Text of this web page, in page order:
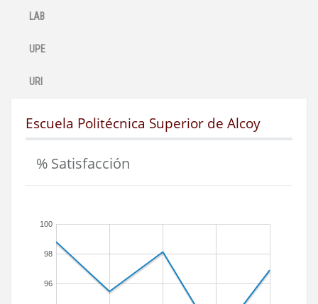
LAB
UPE
URI
Escuela Politécnica Superior de Alcoy
% Satisfacción
96
98
100